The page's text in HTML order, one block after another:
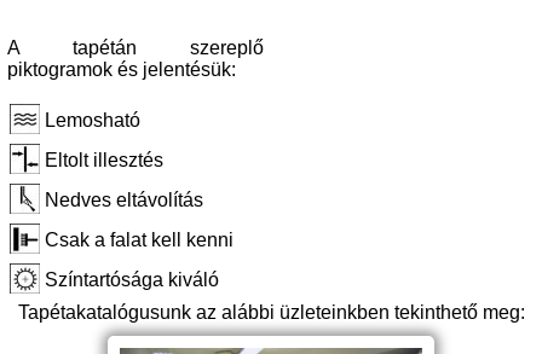
A tapétán szereplő
piktogramok és jelentésük:
Lemosható
Eltolt illesztés
Nedves eltávolítás
Csak a falat kell kenni
Színtartósága kiváló
Tapétakatalógusunk az alábbi üzleteinkben tekinthető meg: